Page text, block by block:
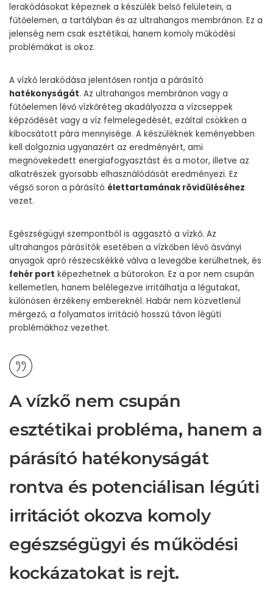
lerakódásokat képeznek a készülék belső felületein, a
fűtőelemen, a tartályban és az ultrahangos membránon. Ez a
jelenség nem csak esztétikai, hanem komoly működési
problémákat is okoz.
A vízkő lerakódása jelentősen rontja a párásító
hatékonyságát. Az ultrahangos membránon vagy a
fűtőelemen lévő vízkőréteg akadályozza a vízcseppek
képződését vagy a víz felmelegedését, ezáltal csökken a
kibocsátott pára mennyisége. A készüléknek keményebben
kell dolgoznia ugyanazért az eredményért, ami
megnövekedett energiafogyasztást és a motor, illetve az
alkatrészek gyorsabb elhasználódását eredményezi. Ez
végső soron a párásító élettartamának rövidüléséhez
vezet.
Egészségügyi szempontból is aggasztó a vízkő. Az
ultrahangos párásítók esetében a vízkőben lévő ásványi
anyagok apró részecskékké válva a levegőbe kerülhetnek, és
fehér port képezhetnek a bútorokon. Ez a por nem csupán
kellemetlen, hanem belélegezve irritálhatja a légutakat,
különösen érzékeny embereknél. Habár nem közvetlenül
mérgező, a folyamatos irritáció hosszú távon légúti
problémákhoz vezethet.
A vízkő nem csupán
esztétikai probléma, hanem a
párásító hatékonyságát
rontva és potenciálisan légúti
irritációt okozva komoly
egészségügyi és működési
kockázatokat is rejt.